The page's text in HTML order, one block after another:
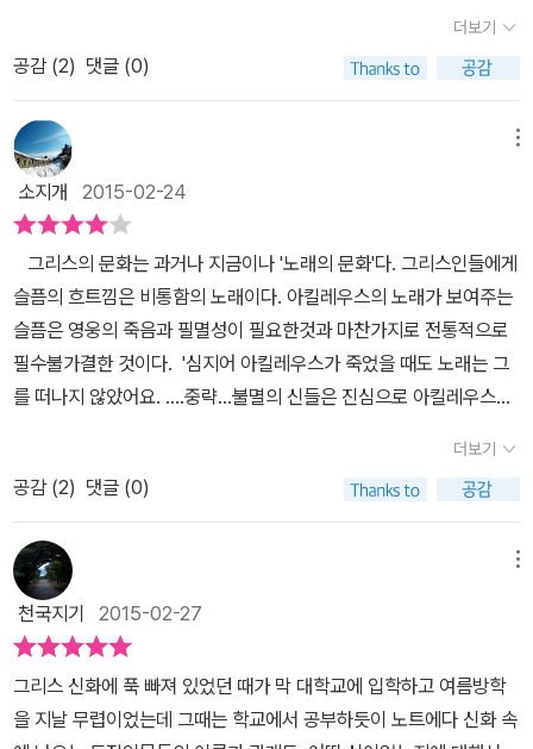
제우스를 동시에 품에 안은 알크메네... 헤라클레스와 쌍둥이인 이피
클레스는 평범한 인간이지만 헤라 여신에 의해 먼저 태어나 제우가
얻기 바랐던 헤라클레스의 모든 영광을 가지며 인간 영웅인 동생을
자신의 뜻대로 움직이게 만든다. 다양이라면 그가 헤라클레스는 아내
의 잘못된 판단으로 인해 끔찍하게 고통스러운 죽음과 직면하지만 죽
음 직전에 의식을 되찾으며 올림푸스의 신들 사이에 불멸의 존재가
된다는 것이다. 평생 헤라클레스와 대립 관계에 있던 헤라 여신을 통
해 영웅으로 재탄생한다. 일리아스의 영웅인 아킬레우스... 아킬레우
스의 어머니는 아름다운 님프인 테티스다. 제우스와 포세이돈이 서로
차지하고 싶어 할 만큼의 뛰어난 아름다움을 가진 테티스지만 그녀의
아들이 장차 아버지를 능가하는 뛰어난 인물이 될 것이란 말에 두 신
들은 그녀를 포기하고 제우스는 인간인 펠레우스와 서둘러 결혼시켜
발뒤꿈치만이 닿지 않은 것이 원인이 되어 트로이 전쟁에서 안타까운
이야기다. 그리스 장군으로 트로이 전쟁에 참가한 아킬레우스와 아가
멤논은 한 여인으로 인해 관계가 틀어진다. 전쟁에서 멀어진 아킬레
우스는 아프로디테의 남편이며 대장장이의 신인 헤파이토스에게 받
은 갑옷을 친구 파트로클로스가 헥트로에게 죽음을 당하자 복수를 위
해 전쟁에 참여한다. 헥트로를 죽이고 그의 시체를 전차 뒤에 매단 채
끌고 다닌다. 아킬레우스의 지나친 행동에 제우스가 나서지만 이 인
다. 클레오스를 가진 인간이 바로 영웅인 것이다. 인간이지만 불멸의
영광을 가지려 하고 가졌던 자. 헤라클레스라는 이름도 '헤라의 영광
인 저자는 영어의 기원이 되는 수많은 고대 그리스적인 단어를 소개
하고 있다. 바로 그 부분이 이 책에서도 가장 돋보이는 부분들인데 아
바로 이 단어의 어원은 이렇게 되었겠구나 하는 부분에서 지적인 충
만감을 느끼게 해주어 정말 행복한 독서를 하게 했다. 가령 이 책의 주
제인 hero는 호라, 헤라라는 단어와도 일맥상통한다. 호라는 또 hou
r 시간인 아워의 어원이 되는 말이고 호라의 여신이 바로 헤라이다.
영웅의 죽음은 모든 일이 한꺼번에 벌어지는 장대한 서사시의 끝맺임
인 것처럼 시간이라는 단어는 그만큼 유한했던 영웅의 일대기를 뜻하
는 것이 아닐까. 많은 생각을 하게 하는 대목이다. 이 책에서 소개되
발한다. 기존의 번역과 비교해 주기도 하고 읽기만 해도 너무나 아름
다운 서사시의 매력에 흠뻑 빠지고 말았다. 일리어스의 한 대목인 아
킬레우스에 대한 서사시만 하나 소개해 보겠다. '나의 어머니 은빛 발
걸음의 여신 테티스가 내게 말하기를 나는 두 가지 다른 정해진 운명
의 길이라는 짐을 지고 죽음을 맞이하게 될 것이라고 하셨소. 만일 이
곳에 계속해서 머물며 트로이아의 성벽 아래에서 싸움을 계속한다면
나는 무사히 살아서 고향으로 돌아갈 수는 없겠지만 불멸의 영광을
얻게 될 것이오. 반면에 내가 만일 조상들의 땅, 그 소중한 고향으로
돌아간다면 나의 영광은 사라지겠지만 대신 오랫동안 평온하게 살 수
이야기다. 그리스 로마 신화, 일리어드, 북유럽 신화까지 작은 아이는
신화 속 영웅들에 빠져 있다. 내가 좋아했던 영향도 무시할 수 없지
만, 남자아이 눈에 불멸하는 신들과 불멸은 아니어도 필멸하는 인간
으로서는 감당할 수 없는 모험을 펼치는 영웅들의 이야기는 눈길을
잡았을 것이다. 편하게 앉아서 책장을 넘기니 겉표지에 호기심을
느꼈지는 아이들이 다가왔다. 그림 좋아하는 큰 아이는 조각상에 호
기심을 느꼈을 것이고, 신화에 빠져있는 작은 아이는 그림만으로 신
들의 이야기임을 감지했을 것이다. 물론, 책장을 몇장 넘겨보고는 그
냥 제자리로 돌아가 버렸다. 아이들은 <그리스 신화>나 <일리어드>
를 아직 서사시로 만날 나이는 아니니 말이다. 이책은 총 5부로 나뉘
어져 있다. 1부는 고대 그리스 서사시와 서정시에 등장하는 영웅들에
대해 다루고 있고, 2부는 다양한 산문 매체 속에 등장하는 영웅들에
대한 내용, 데부는 고대 그리스 비극에 대한 내용, 4부는 플라톤의 두
대화에 등장하는 영웅에 대해 이야기를 하고 있다. 마지막으로 5부
고리 나지 교수의 24개 강의록을 기초로 만들어졌는데 5부는 다른
강의들이 추가 되었다고 한다. 작가는 친절하게도 연구 목적으로 읽
는 독자들은 추가된 부분을 나중에 확인해도 무관하다고 이야기 하고
있지만, 일반 독자는 이 책을 다 읽는 것만으로 벅찰 것 같다. 지은
이 그레고리 나지는 하버드 대학교의 그리스 고전 문학 프랜시스 존
스 석좌교수이며 비교문학 교수이고, 워싱턴 D.C에 있는 하버드 그리
스 고전 연구 센터 소장이다. 그레고리 나지 교수는 ‘영웅’에 대한 고
더보기
공감 (2) 댓글 (0)
소지개 2015-02-24
그리스의 문화는 과거나 지금이나 '노래의 문화'다. 그리스인들에게
슬픔의 흐트낌은 비통함의 노래이다. 아킬레우스의 노래가 보여주는
슬픔은 영웅의 죽음과 필멸성이 필요한것과 마찬가지로 전통적으로
필수불가결한 것이다. '심지어 아킬레우스가 죽었을 때도 노래는 그
를 떠나지 않았어요. ....중략...불멸의 신들은 진심으로 아킬레우스를
여신들의 노래로 남게 되었으니까요.' <판다로스. '이스트미아 찬
가'에 나오는 텍스트다> 서사시란 결국 영웅들의 위대한 행적을 고전
적이면서도 장려하고 고상한 문체로 기록한, 내용이 엄청나게 방대한
시를 의미한다. 서사시에 등장하는 영웅들을 보는 것만으로도 놀라움
과 경이로움은 이해하기 힘든 부분이 될 수도 있다. 고대 그리스에서
이야기하는 영웅의 개념을 제대로 파악하는 것, 영웅이라는 말을 하
기전에 도대체 누가 영웅인가? 이 부분에 대해 궁금해 하지 않을 수
없다. 고대 그리스의 전통에서는 영웅이란 오래전 살았던 인간으로
남녀의 구분 없이 불멸의 존재인 신들의 후예로서 초인적인 능력을
더보기
공감 (2) 댓글 (0)
천국지기 2015-02-27
그리스 신화에 푹 빠져 있었던 때가 막 대학교에 입학하고 여름방학
을 지날 무렵이었는데 그때는 학교에서 공부하듯이 노트에다 신화 속